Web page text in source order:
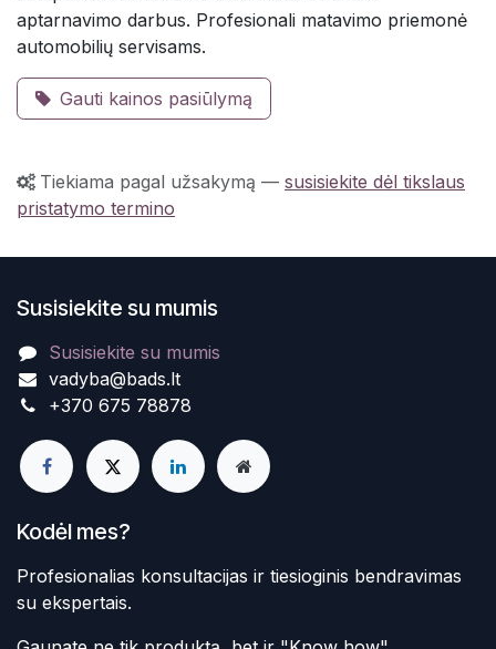
aptarnavimo darbus. Profesionali matavimo priemonė
automobilių servisams.
Gauti kainos pasiūlymą
Tiekiama pagal užsakymą — susisiekite dėl tikslaus
pristatymo termino
Susisiekite su mumis
Susisiekite su mumis
vadyba@bads.lt
+370 675 78878
Kodėl mes?
Profesionalias konsultacijas ir tiesioginis bendravimas
su ekspertais.